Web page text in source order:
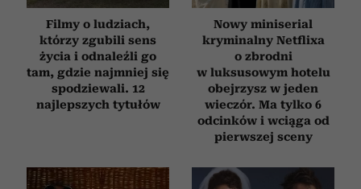
Filmy o ludziach,
którzy zgubili sens
życia i odnaleźli go
tam, gdzie najmniej się
spodziewali. 12
najlepszych tytułów
Nowy miniserial
kryminalny Netflixa
o zbrodni
w luksusowym hotelu
obejrzysz w jeden
wieczór. Ma tylko 6
odcinków i wciąga od
pierwszej sceny